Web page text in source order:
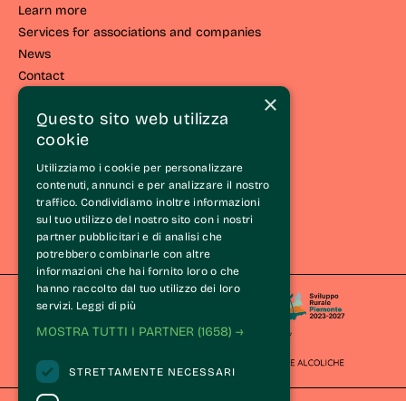
Learn more
Services for associations and companies
News
Contact
LIVING THE LANGHE
Live the route
Events and initiatives
Experiences
Itineraries
Wine Tasting Experience®
The Langhe
×
Questo sito web utilizza
cookie
Utilizziamo i cookie per personalizzare
contenuti, annunci e per analizzare il nostro
traffico. Condividiamo inoltre informazioni
sul tuo utilizzo del nostro sito con i nostri
partner pubblicitari e di analisi che
potrebbero combinarle con altre
informazioni che hai fornito loro o che
hanno raccolto dal tuo utilizzo dei loro
servizi. Leggi di più
MOSTRA TUTTI I PARTNER (1658) →
STRETTAMENTE NECESSARI